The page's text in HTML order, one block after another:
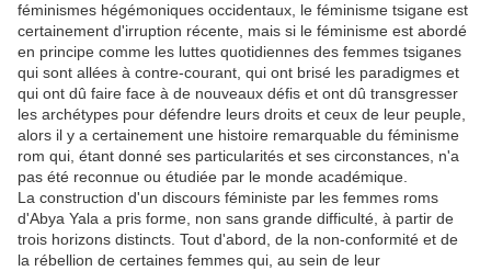
féminismes hégémoniques occidentaux, le féminisme tsigane est
certainement d'irruption récente, mais si le féminisme est abordé
en principe comme les luttes quotidiennes des femmes tsiganes
qui sont allées à contre-courant, qui ont brisé les paradigmes et
qui ont dû faire face à de nouveaux défis et ont dû transgresser
les archétypes pour défendre leurs droits et ceux de leur peuple,
alors il y a certainement une histoire remarquable du féminisme
rom qui, étant donné ses particularités et ses circonstances, n'a
pas été reconnue ou étudiée par le monde académique.
La construction d'un discours féministe par les femmes roms
d'Abya Yala a pris forme, non sans grande difficulté, à partir de
trois horizons distincts. Tout d'abord, de la non-conformité et de
la rébellion de certaines femmes qui, au sein de leur